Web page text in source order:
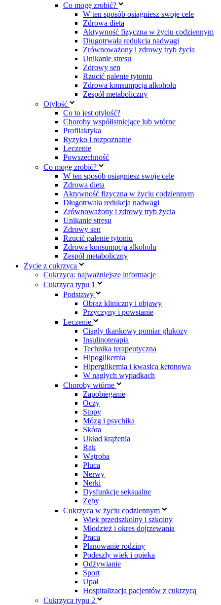
Co mogę zrobić?
W ten sposób osiągniesz swoje cele
Zdrowa dieta
Aktywność fizyczna w życiu codziennym
Długotrwała redukcja nadwagi
Zrównoważony i zdrowy tryb życia
Unikanie stresu
Zdrowy sen
Rzucić palenie tytoniu
Zdrowa konsumpcja alkoholu
Zespół metaboliczny
Otyłość
Co to jest otyłość?
Choroby współistniejące lub wtórne
Profilaktyka
Ryzyko i rozpoznanie
Leczenie
Powszechność
Co mogę zrobić?
W ten sposób osiągniesz swoje cele
Zdrowa dieta
Aktywność fizyczna w życiu codziennym
Długotrwała redukcja nadwagi
Zrównoważony i zdrowy tryb życia
Unikanie stresu
Zdrowy sen
Rzucić palenie tytoniu
Zdrowa konsumpcja alkoholu
Zespół metaboliczny
Życie z cukrzycą
Cukrzyca: najważniejsze informacje
Cukrzyca typu 1
Podstawy
Obraz kliniczny i objawy
Przyczyny i powstanie
Leczenie
Ciągły tkankowy pomiar glukozy
Insulinoterapia
Technika terapeutyczna
Hipoglikemia
Hiperglikemia i kwasica ketonowa
W nagłych wypadkach
Choroby wtórne
Zapobieganie
Oczy
Stopy
Mózg i psychika
Skóra
Układ krążenia
Rak
Wątroba
Płuca
Nerwy
Nerki
Dysfunkcje seksualne
Zęby
Cukrzyca w życiu codziennym
Wiek przedszkolny i szkolny
Młodzież i okres dojrzewania
Praca
Planowanie rodziny
Podeszły wiek i opieka
Odżywianie
Sport
Upał
Hospitalizacja pacjentów z cukrzycą
Cukrzyca typu 2